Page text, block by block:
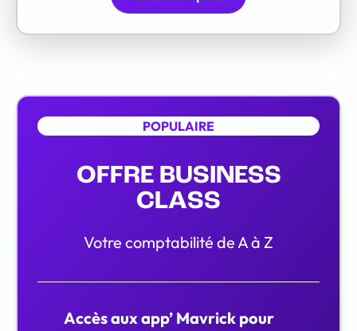
POPULAIRE
OFFRE BUSINESS
CLASS
Votre comptabilité de A à Z
Accès aux app’ Mavrick pour